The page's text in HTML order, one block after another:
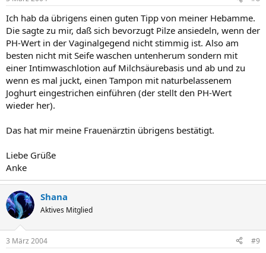
Ich hab da übrigens einen guten Tipp von meiner Hebamme.
Die sagte zu mir, daß sich bevorzugt Pilze ansiedeln, wenn der
PH-Wert in der Vaginalgegend nicht stimmig ist. Also am
besten nicht mit Seife waschen untenherum sondern mit
einer Intimwaschlotion auf Milchsäurebasis und ab und zu
wenn es mal juckt, einen Tampon mit naturbelassenem
Joghurt eingestrichen einführen (der stellt den PH-Wert
wieder her).
Das hat mir meine Frauenärztin übrigens bestätigt.
Liebe Grüße
Anke
Shana
Aktives Mitglied
3 März 2004 #9